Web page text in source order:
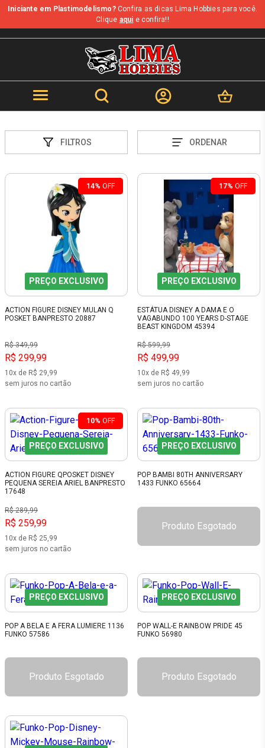
Iniciante em Plastimodelismo?Confira as dicas Lima Hobbies para você.
Clique aqui e confira!!
FILTROS ORDENAR
14% OFF
PREÇO EXCLUSIVO
ACTION FIGURE DISNEY MULAN Q
POSKET BANPRESTO 20887
R$ 349,99
R$ 299,99
10x de R$ 29,99
sem juros no cartão
17% OFF
PREÇO EXCLUSIVO
ESTÁTUA DISNEY A DAMA E O
VAGABUNDO 100 YEARS D-STAGE
BEAST KINGDOM 45394
R$ 599,99
R$ 499,99
10x de R$ 49,99
sem juros no cartão
10% OFF
PREÇO EXCLUSIVO
ACTION FIGURE QPOSKET DISNEY
PEQUENA SEREIA ARIEL BANPRESTO
17648
R$ 289,99
R$ 259,99
10x de R$ 25,99
sem juros no cartão
PREÇO EXCLUSIVO
POP BAMBI 80TH ANNIVERSARY
1433 FUNKO 65664
Produto Esgotado
PREÇO EXCLUSIVO
POP A BELA E A FERA LUMIERE 1136
FUNKO 57586
Produto Esgotado
PREÇO EXCLUSIVO
POP WALL-E RAINBOW PRIDE 45
FUNKO 56980
Produto Esgotado